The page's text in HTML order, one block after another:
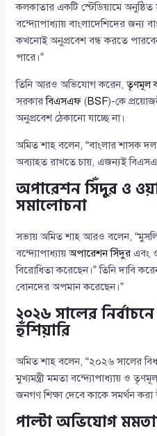
কলকাতার একটি স্টেডিয়ামে
বন্দ্যোপাধ্যায় বাংলাদেশিদের জন্য
কখনোই অনুপ্রবেশ বন্ধ করতে
পারে।”
তিনি আরও অভিযোগ করেন,তৃণমূল
সরকারবিএসএফ (BSF)-কে
অনুপ্রবেশ ঠেকানো যাচ্ছে না।
অমিত শাহ বলেন, “বাংলার শাসক
অব্যাহত রাখতে চায়, এজন্যই
অপারেশন সিঁদুর ও
সমালোচনা
সভায় অমিত শাহ আরও বলেন,
বন্দ্যোপাধ্যায়অপারেশন সিঁদুর এবং
বিরোধিতা করেছেন।” তিনি দাবি
বোনদের অপমান করেছেন।”
২০২৬ সালের
হুঁশিয়ারি
অমিত শাহ বলেন, “২০২৬ সালের
মুখ্যমন্ত্রী মমতা বন্দ্যোপাধ্যায় ও
জনগণ শিক্ষা দেবে কাকে সমর্থন করা
পাল্টা অভিযোগ